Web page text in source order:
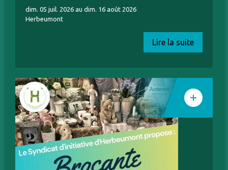
dim. 05 juil. 2026 au dim. 16 août 2026
Herbeumont
Lire la suite